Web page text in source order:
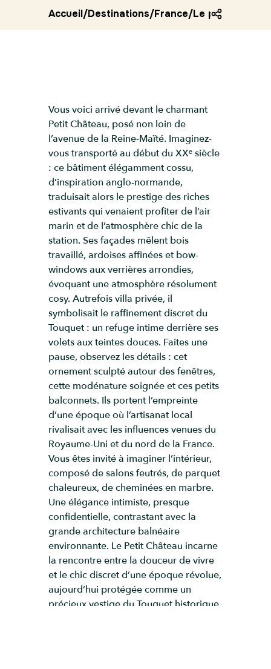
Accueil/Destinations/France/Le petit
Vous voici arrivé devant le charmant
Petit Château, posé non loin de
l’avenue de la Reine-Maïté. Imaginez-
vous transporté au début du XXᵉ siècle
: ce bâtiment élégamment cossu,
d’inspiration anglo-normande,
traduisait alors le prestige des riches
estivants qui venaient profiter de l’air
marin et de l’atmosphère chic de la
station. Ses façades mêlent bois
travaillé, ardoises affinées et bow-
windows aux verrières arrondies,
évoquant une atmosphère résolument
cosy. Autrefois villa privée, il
symbolisait le raffinement discret du
Touquet : un refuge intime derrière ses
volets aux teintes douces. Faites une
pause, observez les détails : cet
ornement sculpté autour des fenêtres,
cette modénature soignée et ces petits
balconnets. Ils portent l’empreinte
d’une époque où l’artisanat local
rivalisait avec les influences venues du
Royaume-Uni et du nord de la France.
Vous êtes invité à imaginer l’intérieur,
composé de salons feutrés, de parquet
chaleureux, de cheminées en marbre.
Une élégance intimiste, presque
confidentielle, contrastant avec la
grande architecture balnéaire
environnante. Le Petit Château incarne
la rencontre entre la douceur de vivre
et le chic discret d’une époque révolue,
aujourd’hui protégée comme un
précieux vestige du Touquet historique.